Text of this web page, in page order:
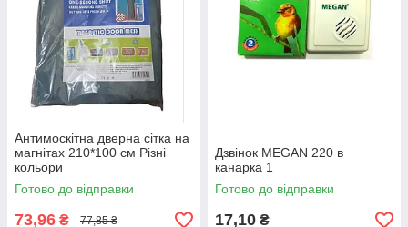
Антимоскітна дверна сітка на
магнітах 210*100 см Різні
кольори
Готово до відправки
73,96 ₴ 77,85 ₴
Дзвінок MEGAN 220 в
канарка 1
Готово до відправки
17,10 ₴